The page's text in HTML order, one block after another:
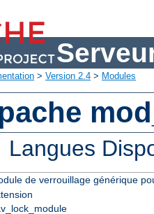
> Version 2.4 > Modules
Langues
de verrouillage générique